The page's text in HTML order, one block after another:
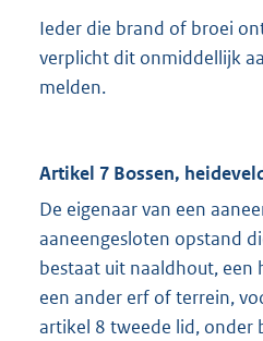
Ieder die brand of broei
verplicht dit onmiddellijk
melden.
Artikel 7 Bossen,
De eigenaar van een
aaneengesloten opstand
bestaat uit naaldhout, een
een ander erf of terrein,
artikel 8 tweede lid, onder